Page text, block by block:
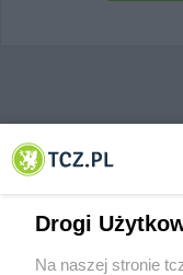
© 2001-2026 Tczew -
Drogi
Na naszej stronie